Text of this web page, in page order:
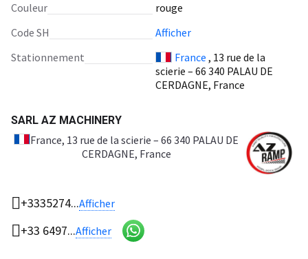
Сouleur
rouge
Code SH
Afficher
Stationnement
France , 13 rue de la
scierie – 66 340 PALAU DE
CERDAGNE, France
SARL AZ MACHINERY
France, 13 rue de la scierie – 66 340 PALAU DE
CERDAGNE, France
+3335274...Afficher
+33 6497...Afficher